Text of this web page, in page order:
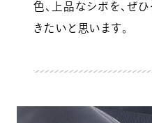
色、上品なシボを、ぜ
きたいと思います。